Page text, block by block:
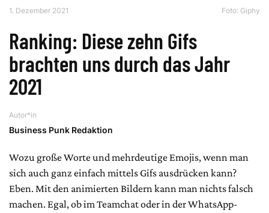
1. Dezember 2021 Foto: Giphy
Ranking: Diese zehn Gifs
brachten uns durch das Jahr
2021
Autor*in
Business Punk Redaktion
Wozu große Worte und mehrdeutige Emojis, wenn man
sich auch ganz einfach mittels Gifs ausdrücken kann?
Eben. Mit den animierten Bildern kann man nichts falsch
machen. Egal, ob im Teamchat oder in der WhatsApp-